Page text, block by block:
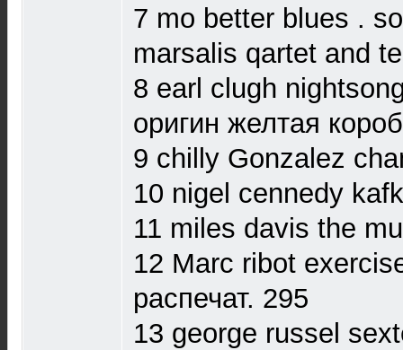
7 mo better blues .
marsalis qartet and
8 earl clugh
оригин желтая
9 chilly Gonzalez
10 nigel cennedy
11 miles davis the
12 Marc ribot
распечат. 295
13 george russel